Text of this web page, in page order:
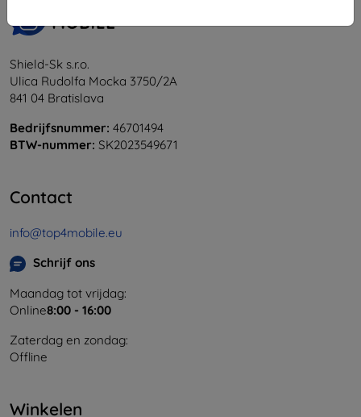
Shield-Sk s.r.o.
Ulica Rudolfa Mocka 3750/2A
841 04 Bratislava
Bedrijfsnummer: 46701494
BTW-nummer: SK2023549671
Contact
info@top4mobile.eu
Schrijf ons
Maandag tot vrijdag:
Online8:00 - 16:00
Zaterdag en zondag:
Offline
Winkelen